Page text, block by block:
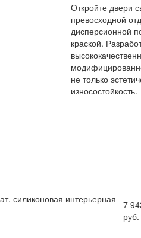
Откройте двери
превосходной
дисперсионной
краской.
не только
износостойкость.
силиконовая интерьерная
7
руб.